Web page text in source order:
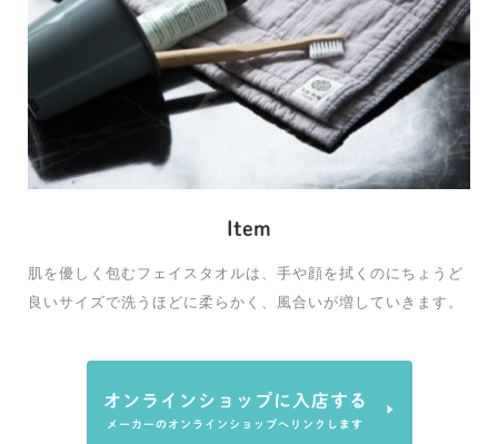
Item
肌を優しく包むフェイスタオルは、手や顔を拭くのにちょうど
良いサイズで洗うほどに柔らかく、風合いが増していきます。
オンラインショップに入店する
メーカーのオンラインショップへリンクします